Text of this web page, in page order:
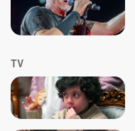
TV